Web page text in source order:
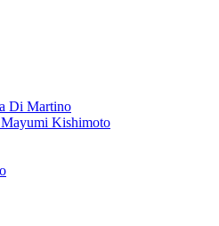
Di Martino
Kishimoto